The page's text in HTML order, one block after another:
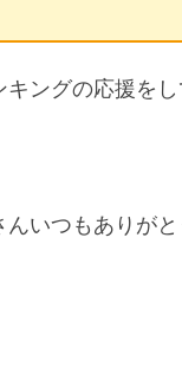
ングの応援をし
いつもありがと